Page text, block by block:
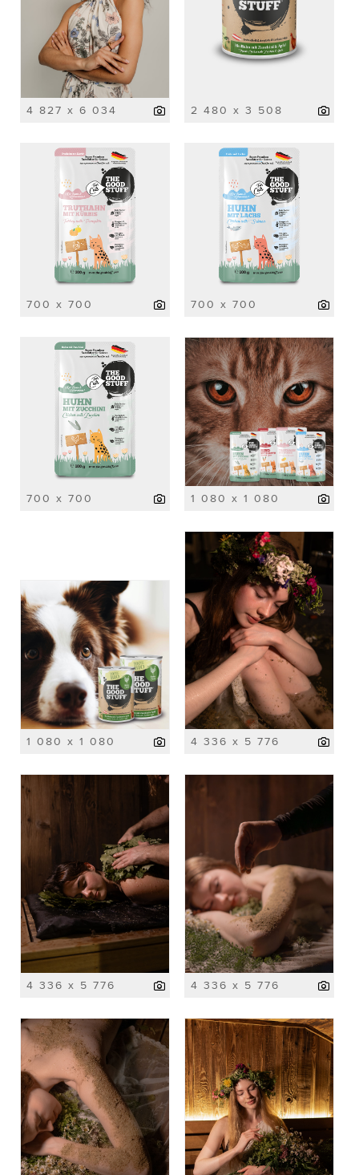
4 827 x 6 034 2 480 x 3 508
700 x 700 700 x 700
700 x 700 1 080 x 1 080
1 080 x 1 080 4 336 x 5 776
4 336 x 5 776 4 336 x 5 776